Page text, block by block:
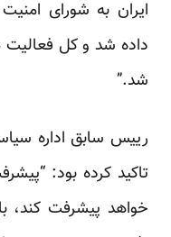
ایران به شورای
داده شد و کل
شد.”
رییس سابق اداره
تاکید کرده بود:
خواهد پیشرفت کند،